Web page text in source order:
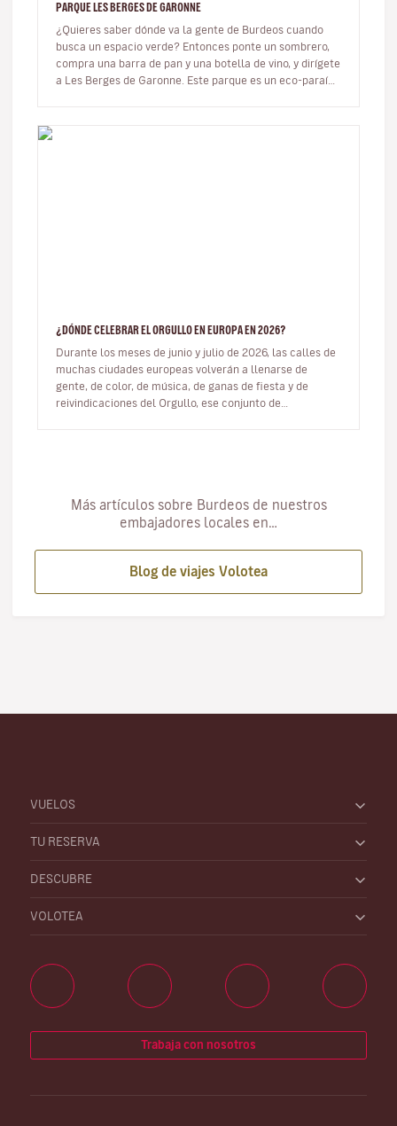
PARQUE LES BERGES DE GARONNE
¿Quieres saber dónde va la gente de Burdeos cuando
busca un espacio verde? Entonces ponte un sombrero,
compra una barra de pan y una botella de vino, y dirígete
a Les Berges de Garonne. Este parque es un eco-paraíso
¿DÓNDE CELEBRAR EL ORGULLO EN EUROPA EN 2026?
Durante los meses de junio y julio de 2026, las calles de
muchas ciudades europeas volverán a llenarse de
gente, de color, de música, de ganas de fiesta y de
reivindicaciones del Orgullo, ese conjunto de
Más artículos sobre Burdeos de nuestros
embajadores locales en…
Blog de viajes Volotea
VUELOS
TU RESERVA
DESCUBRE
VOLOTEA
Trabaja con nosotros